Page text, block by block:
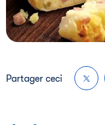
Partager ceci